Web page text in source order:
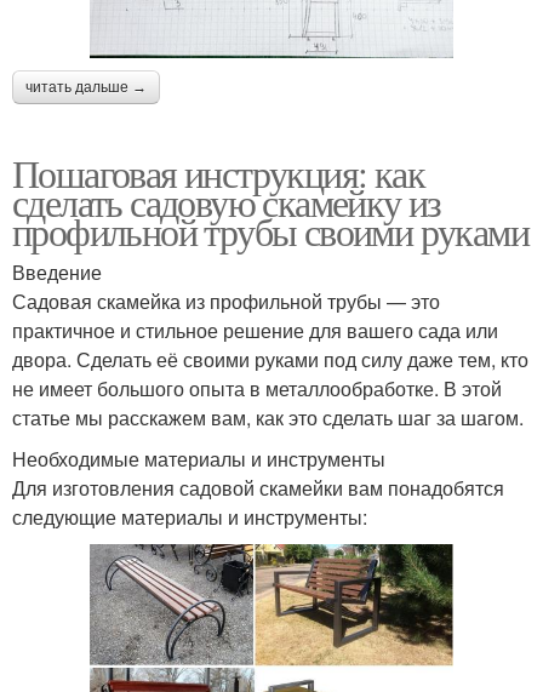
читать дальше →
Пошаговая инструкция: как
сделать садовую скамейку из
профильной трубы своими руками
Введение
Садовая скамейка из профильной трубы — это
практичное и стильное решение для вашего сада или
двора. Сделать её своими руками под силу даже тем, кто
не имеет большого опыта в металлообработке. В этой
статье мы расскажем вам, как это сделать шаг за шагом.
Необходимые материалы и инструменты
Для изготовления садовой скамейки вам понадобятся
следующие материалы и инструменты: